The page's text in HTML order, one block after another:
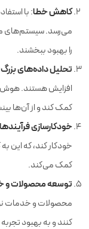
کاهش خطا: با
را بهبود ببخشند.
تحلیل داده‌های بزرگ
افزایش هستند. هوش
کمک کند و از آن‌ها
خودکارسازی فرآیندها
خودکار کند، که این
کمک می‌کند.
توسعه محصولات و
محصولات و خدمات
کنند و به بهبود